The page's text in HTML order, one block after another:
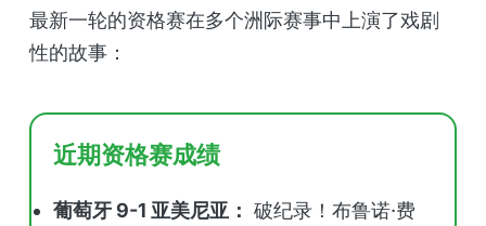
最新一轮的资格赛在多个洲际赛事中上演了戏剧
性的故事：
近期资格赛成绩
葡萄牙 9-1 亚美尼亚： 破纪录！布鲁诺·费